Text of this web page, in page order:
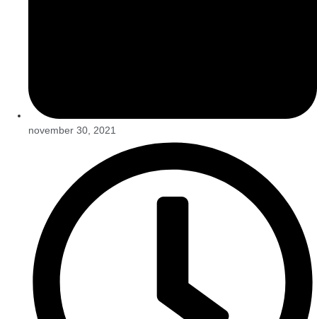
november 30, 2021